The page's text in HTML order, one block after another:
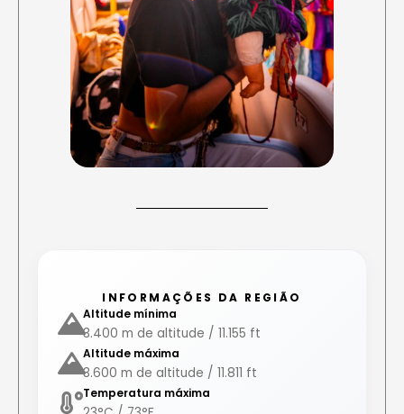
INFORMAÇÕES DA REGIÃO
Altitude mínima
3.400 m de altitude / 11.155 ft
Altitude máxima
3.600 m de altitude / 11.811 ft
Temperatura máxima